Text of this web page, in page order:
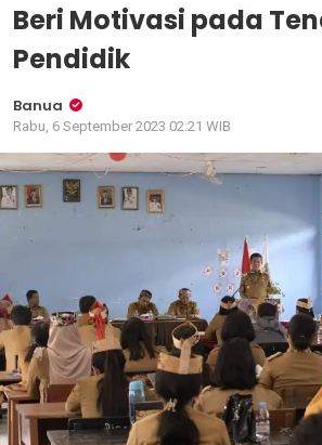
Beri Motivasi pada
Pendidik
Banua
Rabu, 6 September 2023 02:21 WIB